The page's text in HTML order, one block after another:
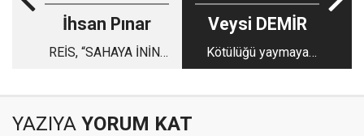
İhsan Pınar
REİS, “SAHAYA İNİN”
Veysi DEMİR
Kötülüğü yaymaya
çalışanlar!
YAZIYA YORUM KAT